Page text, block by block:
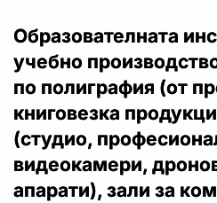
Образователната
учебно
по полиграфия (от
книговезка
(студио,
видеокамери,
апарати), зали за